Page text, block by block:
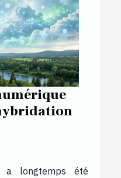
a longtemps été